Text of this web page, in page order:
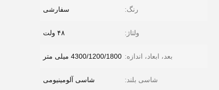
رنگ: سفارشی
ولتاژ: ۴۸ ولت
بعد، ابعاد، اندازه: 4300/1200/1800 میلی متر
شاسی بلند: شاسی آلومینیومی